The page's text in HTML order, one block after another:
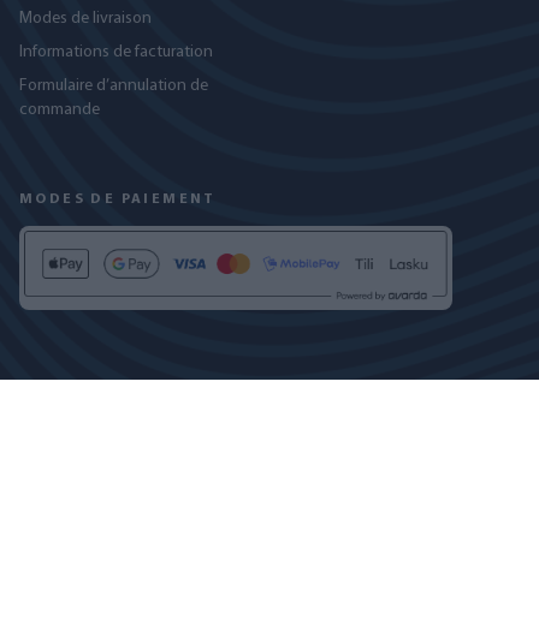
Modes de livraison
Informations de facturation
Formulaire d’annulation de
commande
MODES DE PAIEMENT